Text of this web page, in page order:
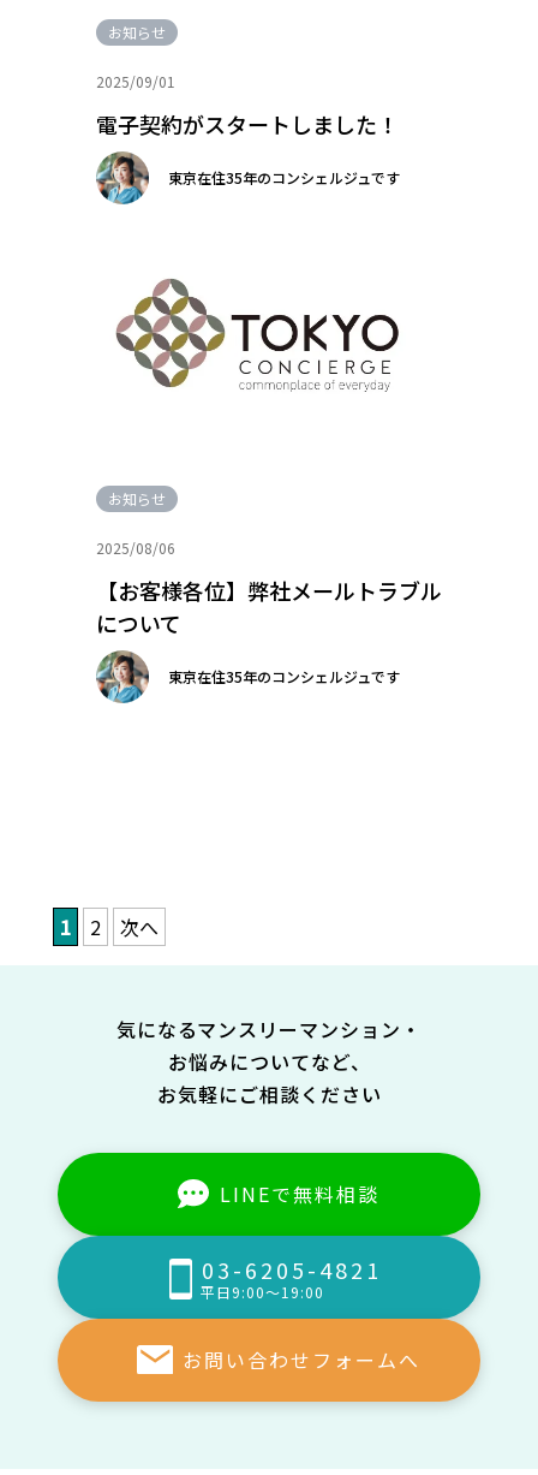
お知らせ
2025/09/01
電子契約がスタートしました！
東京在住35年のコンシェルジュです
お知らせ
2025/08/06
【お客様各位】弊社メールトラブル
について
東京在住35年のコンシェルジュです
1 2 次へ
気になるマンスリーマンション・
お悩みについてなど、
お気軽にご相談ください
LINEで無料相談
03-6205-4821
平日9:00～19:00
お問い合わせフォームへ